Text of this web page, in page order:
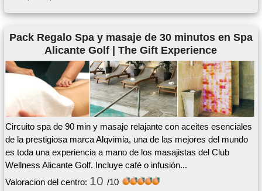
Pack Regalo Spa y masaje de 30 minutos en Spa
Alicante Golf | The Gift Experience
Circuito spa de 90 min y masaje relajante con aceites esenciales
de la prestigiosa marca Alqvimia, una de las mejores del mundo
es toda una experiencia a mano de los masajistas del Club
Wellness Alicante Golf. Incluye café o infusión...
Valoracion del centro: 10 /10